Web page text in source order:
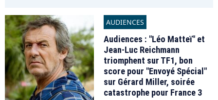
AUDIENCES
Audiences : "Léo Matteï" et
Jean-Luc Reichmann
triomphent sur TF1, bon
score pour "Envoyé Spécial"
sur Gérard Miller, soirée
catastrophe pour France 3